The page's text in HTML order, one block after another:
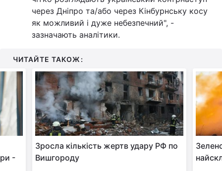
через Дніпро та/або через Кінбурнську косу
як можливий і дуже небезпечний", -
зазначають аналітики.
ЧИТАЙТЕ ТАКОЖ:
-
Зросла кількість жертв удару РФ по
Вишгороду